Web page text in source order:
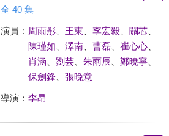
全 40 集
演員： 周雨彤、 王東 李宏毅、 關芯、
陳瑾如
澤南、 曹磊、 崔心心、
肖涵
劉芸、 朱雨辰 鄭曉寧、
保劍鋒
張晚意
導演： 李昂